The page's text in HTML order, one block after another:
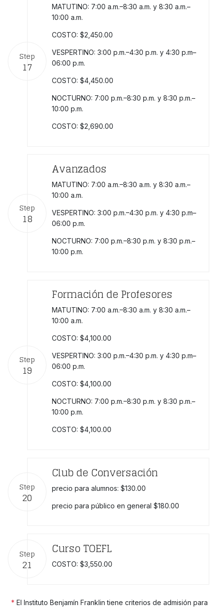
Step
17
MATUTINO: 7:00 a.m.–8:30 a.m. y 8:30 a.m.–
10:00 a.m.
COSTO: $2,450.00
VESPERTINO: 3:00 p.m.–4:30 p.m. y 4:30 p.m–
06:00 p.m.
COSTO: $4,450.00
NOCTURNO: 7:00 p.m.–8:30 p.m. y 8:30 p.m.–
10:00 p.m.
COSTO: $2,690.00
Step
18
Avanzados
MATUTINO: 7:00 a.m.–8:30 a.m. y 8:30 a.m.–
10:00 a.m.
VESPERTINO: 3:00 p.m.–4:30 p.m. y 4:30 p.m–
06:00 p.m.
NOCTURNO: 7:00 p.m.–8:30 p.m. y 8:30 p.m.–
10:00 p.m.
Step
19
Formación de Profesores
MATUTINO: 7:00 a.m.–8:30 a.m. y 8:30 a.m.–
10:00 a.m.
COSTO: $4,100.00
VESPERTINO: 3:00 p.m.–4:30 p.m. y 4:30 p.m–
06:00 p.m.
COSTO: $4,100.00
NOCTURNO: 7:00 p.m.–8:30 p.m. y 8:30 p.m.–
10:00 p.m.
COSTO: $4,100.00
Step
20
Club de Conversación
precio para alumnos: $130.00
precio para público en general $180.00
Step
21
Curso TOEFL
COSTO: $3,550.00
* El Instituto Benjamín Franklin tiene criterios de admisión para